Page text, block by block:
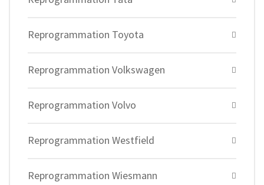
Reprogrammation Toyota
Reprogrammation Volkswagen
Reprogrammation Volvo
Reprogrammation Westfield
Reprogrammation Wiesmann